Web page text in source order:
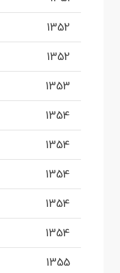
1352
1352
1353
1354
1354
1354
1354
1354
1355